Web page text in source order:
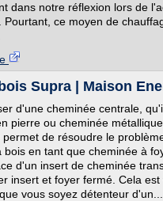
dans notre réflexion lors de
Pourtant, ce moyen de
Supra | Maison
d'une cheminée centrale,
pierre ou cheminée
permet de résoudre le
bois en tant que cheminée à
d'un insert de cheminée
insert et foyer fermé. Cela est
vous soyez détenteur d'un...